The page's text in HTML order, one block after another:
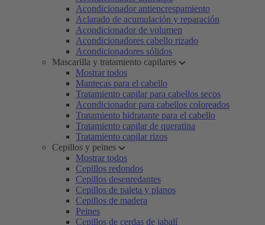
Acondicionador antiencrespamiento
Aclarado de acumulación y reparación
Acondicionador de volumen
Acondicionadores cabello rizado
Acondicionadores sólidos
Mascarilla y tratamiento capilares
Mostrar todos
Mantecas para el cabello
Tratamiento capilar para cabellos secos
Acondicionador para cabellos coloreados
Tratamiento hidratante para el cabello
Tratamiento capilar de queratina
Tratamiento capilar rizos
Cepillos y peines
Mostrar todos
Cepillos redondos
Cepillos desenredantes
Cepillos de paleta y planos
Cepillos de madera
Peines
Cepillos de cerdas de jabalí